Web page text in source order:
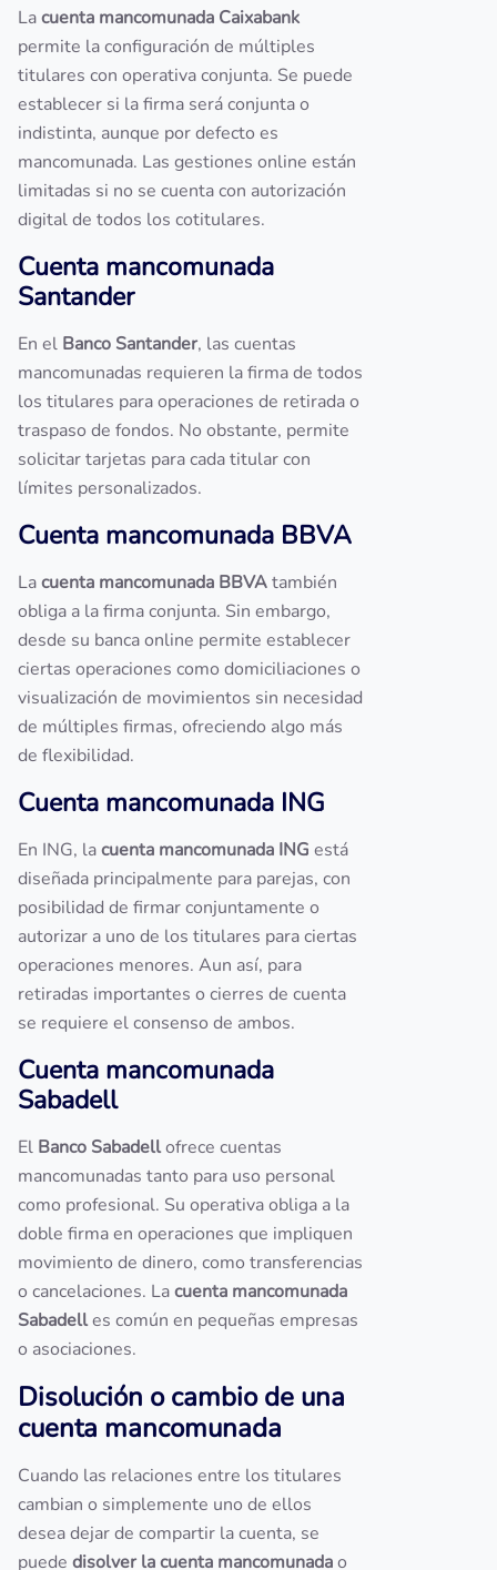
Lacuenta mancomunada Caixabank
permite la configuración de múltiples
titulares con operativa conjunta. Se puede
establecer si la firma será conjunta o
indistinta, aunque por defecto es
mancomunada. Las gestiones online están
limitadas si no se cuenta con autorización
digital de todos los cotitulares.
Cuenta mancomunada
Santander
En el Banco Santander, las cuentas
mancomunadas requieren la firma de todos
los titulares para operaciones de retirada o
traspaso de fondos. No obstante, permite
solicitar tarjetas para cada titular con
límites personalizados.
Cuenta mancomunada BBVA
Lacuenta mancomunada BBVAtambién
obliga a la firma conjunta. Sin embargo,
desde su banca online permite establecer
ciertas operaciones como domiciliaciones o
visualización de movimientos sin necesidad
de múltiples firmas, ofreciendo algo más
de flexibilidad.
Cuenta mancomunada ING
En ING, lacuenta mancomunada ING está
diseñada principalmente para parejas, con
posibilidad de firmar conjuntamente o
autorizar a uno de los titulares para ciertas
operaciones menores. Aun así, para
retiradas importantes o cierres de cuenta
se requiere el consenso de ambos.
Cuenta mancomunada
Sabadell
El Banco Sabadellofrece cuentas
mancomunadas tanto para uso personal
como profesional. Su operativa obliga a la
doble firma en operaciones que impliquen
movimiento de dinero, como transferencias
o cancelaciones. Lacuenta mancomunada
Sabadelles común en pequeñas empresas
o asociaciones.
Disolución o cambio de una
cuenta mancomunada
Cuando las relaciones entre los titulares
cambian o simplemente uno de ellos
desea dejar de compartir la cuenta, se
puede disolver la cuenta mancomunadao